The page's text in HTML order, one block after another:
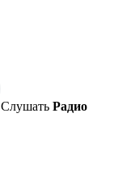
Слушать Радио